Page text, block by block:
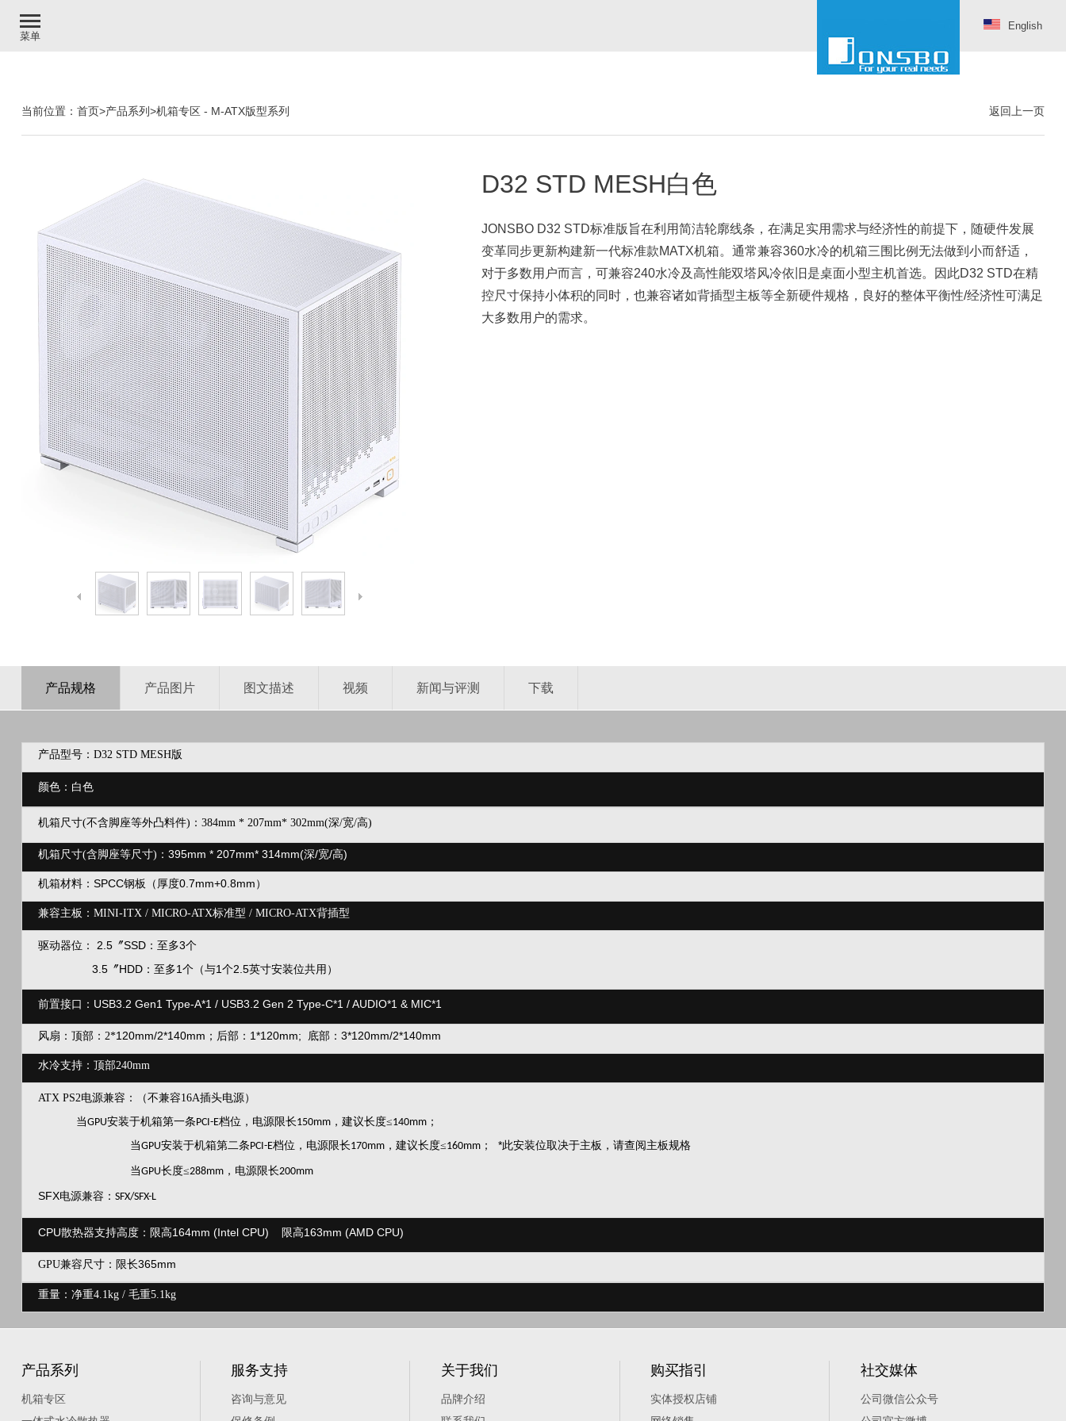
菜单
English
返回上一页
当前位置： 首页>产品系列>机箱专区- M-ATX版型系列
D32 STD MESH白色
JONSBO D32 STD标准版旨在利用简洁轮廓线条，在满足实用需求与经济性的前提下，随硬件发展
变革同步更新构建新一代标准款MATX机箱。通常兼容360水冷的机箱三围比例无法做到小而舒适，
对于多数用户而言，可兼容240水冷及高性能双塔风冷依旧是桌面小型主机首选。因此D32 STD在精
控尺寸保持小体积的同时，也兼容诸如背插型主板等全新硬件规格，良好的整体平衡性/经济性可满足
大多数用户的需求。
产品规格 产品图片 图文描述 视频 新闻与评测 下载
产品型号：D32 STD MESH版
颜色：白色
机箱尺寸(不含脚座等外凸料件)：384mm * 207mm* 302mm(深/宽/高)
机箱尺寸(含脚座等尺寸)： 395mm * 207mm* 314mm(深/宽/高)
机箱材料： SPCC钢板（厚度0.7mm+0.8mm）
兼容主板：MINI-ITX / MICRO-ATX标准型 / MICRO-ATX背插型
驱动器位： 2.5〞SSD：至多3个
3.5〞HDD：至多1个（与1个2.5英寸安装位共用）
前置接口： USB3.2 Gen1 Type-A*1 / USB3.2 Gen 2 Type-C*1 / AUDIO*1 & MIC*1
风扇：顶部：2*120mm/2*140mm；后部：1*120mm; 底部：3*120mm/2*140mm
水冷支持：顶部240mm
ATX PS2电源兼容：（不兼容16A插头电源）
当GPU安装于机箱第一条PCI-E档位，电源限长150mm，建议长度≤140mm；
当GPU安装于机箱第二条PCI-E档位，电源限长170mm，建议长度≤160mm； *此安装位取决于主板，请查阅主板规格
当GPU长度≤288mm，电源限长200mm
SFX电源兼容： SFX/SFX-L
CPU散热器支持高度：限高164mm (Intel CPU) 限高163mm (AMD CPU)
GPU兼容尺寸： 限长365mm
重量：净重4.1kg / 毛重5.1kg
产品系列
机箱专区
服务支持
咨询与意见
关于我们
品牌介绍
购买指引
实体授权店铺
社交媒体
公司微信公众号